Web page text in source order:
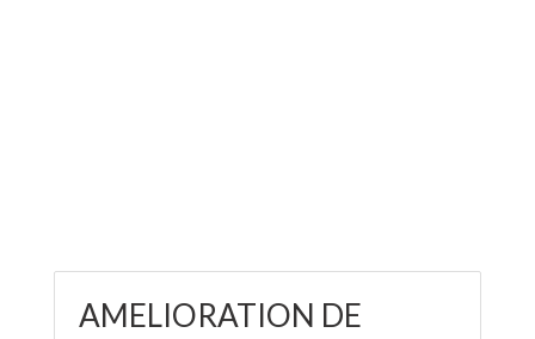
AMELIORATION DE